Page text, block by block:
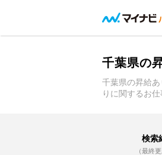
千葉県の
千葉県の昇給
りに関するお
検索
（最終